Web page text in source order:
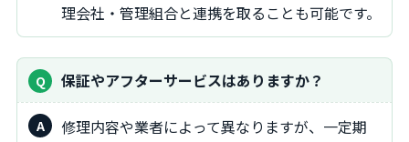
理会社・管理組合と連携を取ることも可能です。
保証やアフターサービスはありますか？
修理内容や業者によって異なりますが、一定期